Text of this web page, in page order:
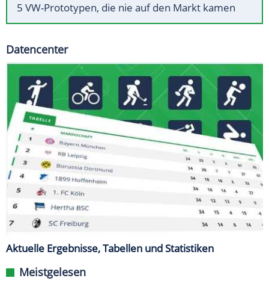
5 VW-Prototypen, die nie auf den Markt kamen
Datencenter
Aktuelle Ergebnisse, Tabellen und Statistiken
Meistgelesen